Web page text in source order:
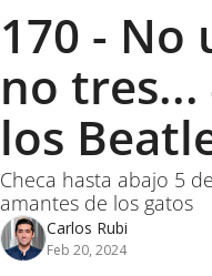
170 - No
no
los
Checa hasta abajo 5
amantes de los gatos
Carlos Rubi
Feb 20, 2024